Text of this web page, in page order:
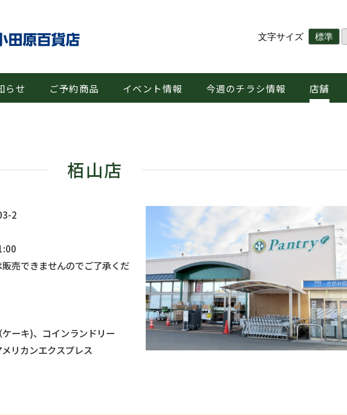
文字サイズ 標準
らせ ご予約商品 イベント情報 今週のチラシ情報 店舗
栢山店
2
売できませんのでご了承くだ
ーキ)、コインランドリー
リカンエクスプレス